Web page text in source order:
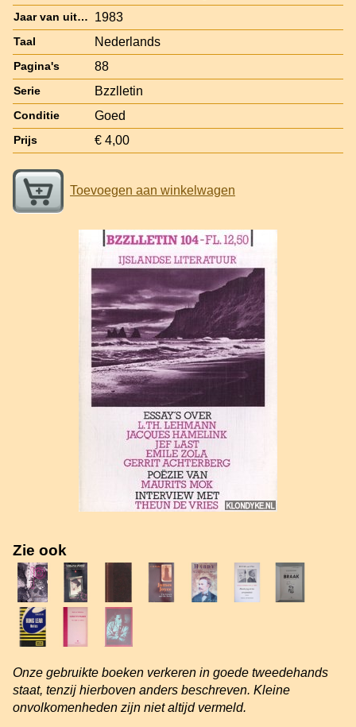
Jaar van uitgave 1983
Taal Nederlands
Pagina's 88
Serie Bzzlletin
Conditie Goed
Prijs € 4,00
Toevoegen aan winkelwagen
Zie ook
Onze gebruikte boeken verkeren in goede tweedehands
staat, tenzij hierboven anders beschreven. Kleine
onvolkomenheden zijn niet altijd vermeld.